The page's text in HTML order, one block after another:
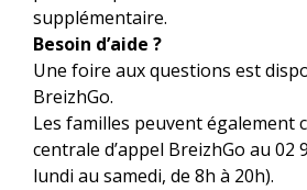
supplémentaire.
Besoin d’aide ?
Une foire aux questions est
BreizhGo.
Les familles peuvent également
centrale d’appel BreizhGo au 02
lundi au samedi, de 8h à 20h).